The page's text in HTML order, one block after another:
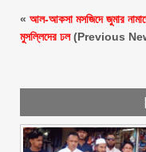
« আল-আকসা মসজিদে জুমার
মুসল্লিদের ঢল(Previous